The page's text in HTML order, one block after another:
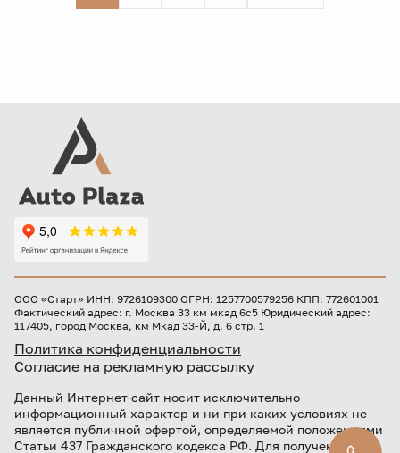
ООО «Старт» ИНН: 9726109300 ОГРН: 1257700579256 КПП: 772601001
Фактический адрес: г. Москва 33 км мкад 6с5 Юридический адрес:
117405, город Москва, км Мкад 33-Й, д. 6 стр. 1
Политика конфиденциальности
Согласие на рекламную рассылку
Данный Интернет-сайт носит исключительно
информационный характер и ни при каких условиях не
является публичной офертой, определяемой положениями
Статьи 437 Гражданского кодекса РФ. Для получения